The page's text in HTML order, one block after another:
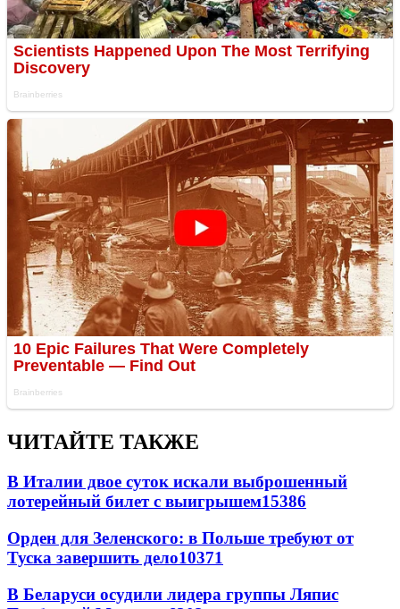
ЧИТАЙТЕ ТАКЖЕ
В Италии двое суток искали выброшенный
лотерейный билет с выигрышем15386
Орден для Зеленского: в Польше требуют от
Туска завершить дело10371
В Беларуси осудили лидера группы Ляпис